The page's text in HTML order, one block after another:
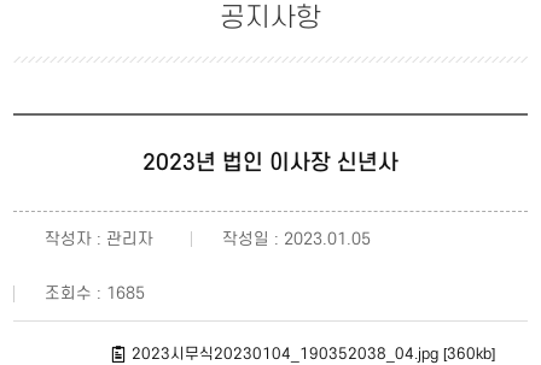
공지사항
2023년 법인 이사장 신년사
작성자 : 관리자 작성일 : 2023.01.05
조회수 : 1685
2023시무식20230104_190352038_04.jpg [360kb]